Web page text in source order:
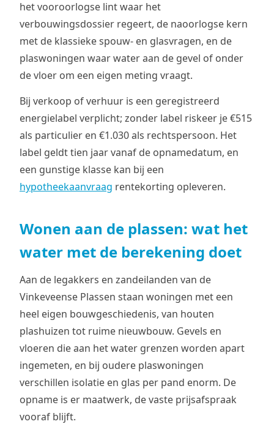
het vooroorlogse lint waar het
verbouwingsdossier regeert, de naoorlogse kern
met de klassieke spouw- en glasvragen, en de
plaswoningen waar water aan de gevel of onder
de vloer om een eigen meting vraagt.
Bij verkoop of verhuur is een geregistreerd
energielabel verplicht; zonder label riskeer je €515
als particulier en €1.030 als rechtspersoon. Het
label geldt tien jaar vanaf de opnamedatum, en
een gunstige klasse kan bij een
hypotheekaanvraag rentekorting opleveren.
Wonen aan de plassen: wat het
water met de berekening doet
Aan de legakkers en zandeilanden van de
Vinkeveense Plassen staan woningen met een
heel eigen bouwgeschiedenis, van houten
plashuizen tot ruime nieuwbouw. Gevels en
vloeren die aan het water grenzen worden apart
ingemeten, en bij oudere plaswoningen
verschillen isolatie en glas per pand enorm. De
opname is er maatwerk, de vaste prijsafspraak
vooraf blijft.